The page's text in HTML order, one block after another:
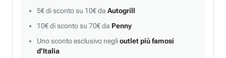
5€ di sconto su 10€ da Autogrill
10€ di sconto su 70€ da Penny
Uno sconto esclusivo neglioutlet più famosi
d’Italia